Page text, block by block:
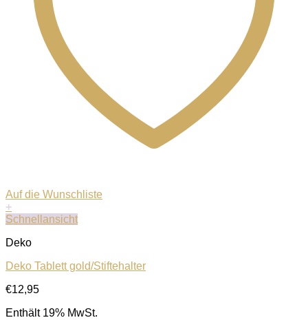
Auf die Wunschliste
+
Schnellansicht
Deko
Deko Tablett gold/Stiftehalter
€12,95
Enthält 19% MwSt.